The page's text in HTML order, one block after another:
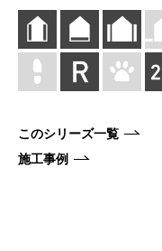
このシリーズ一覧
施工事例